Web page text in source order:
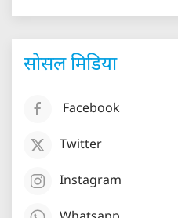
सोसल मिडिया
Facebook
Twitter
Instagram